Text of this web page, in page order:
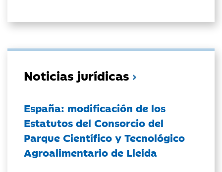
Noticias jurídicas
España: modificación de los
Estatutos del Consorcio del
Parque Científico y Tecnológico
Agroalimentario de Lleida